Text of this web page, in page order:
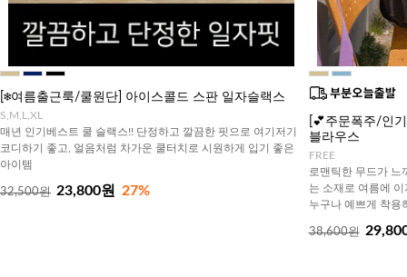
[❄️여름출근룩/쿨원단] 아이스콜드 스판 일자슬랙스
S,M,L,XL
매년 인기베스트 쿨 슬랙스!! 단정하고 깔끔한 핏으로 여기저기
코디하기 좋고, 얼음처럼 차가운 쿨터치로 시원하게 입기 좋은
아이템
32,500원 23,800원 27%
[💕주문폭주/인
블라우스
FREE
로맨틱한 무드가 느
는 소재로 여름에
누구나 예쁘게 착용
38,600원